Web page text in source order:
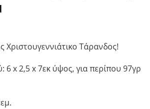
Χριστουγεννιάτικο Τάρανδος!
6 x 2,5 x 7εκ ύψος, για περίπου 97γρ